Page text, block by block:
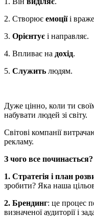
2. Створює емоціїі
3. Орієнтує і направляє.
4. Впливає на дохід.
5. Служить людям.
Дуже цінно, коли ти
набувати людей зі світу.
Світові компанії
рекламу.
З чого все починається?
1. Стратегія і план
зробити? Яка наша
2. Брендинг: це процес
визначеної аудиторії і